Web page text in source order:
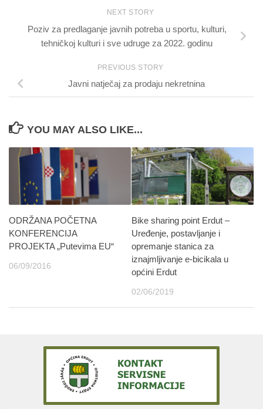
NEXT STORY
Poziv za predlaganje javnih potreba u sportu, kulturi,
tehničkoj kulturi i sve udruge za 2022. godinu
PREVIOUS STORY
Javni natječaj za prodaju nekretnina
YOU MAY ALSO LIKE...
ODRŽANA POČETNA
KONFERENCIJA
PROJEKTA „Putevima EU“
06/09/2016
Bike sharing point Erdut –
Uređenje, postavljanje i
opremanje stanica za
iznajmljivanje e-bicikala u
općini Erdut
02/06/2019